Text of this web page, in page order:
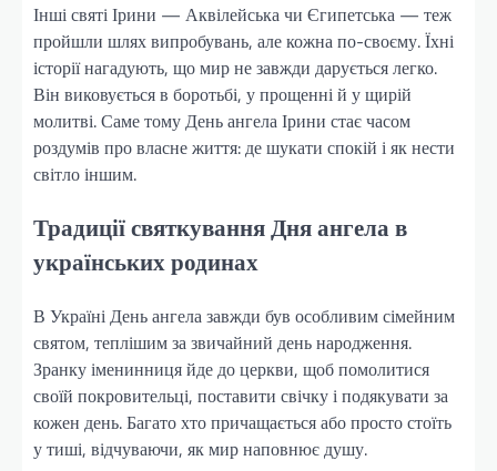
Інші святі Ірини — Аквілейська чи Єгипетська — теж
пройшли шлях випробувань, але кожна по-своєму. Їхні
історії нагадують, що мир не завжди дарується легко.
Він виковується в боротьбі, у прощенні й у щирій
молитві. Саме тому День ангела Ірини стає часом
роздумів про власне життя: де шукати спокій і як нести
світло іншим.
Традиції святкування Дня ангела в
українських родинах
В Україні День ангела завжди був особливим сімейним
святом, теплішим за звичайний день народження.
Зранку іменинниця йде до церкви, щоб помолитися
своїй покровительці, поставити свічку і подякувати за
кожен день. Багато хто причащається або просто стоїть
у тиші, відчуваючи, як мир наповнює душу.